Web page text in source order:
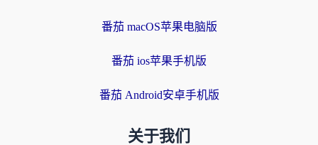
番茄 macOS苹果电脑版
番茄 ios苹果手机版
番茄 Android安卓手机版
关于我们